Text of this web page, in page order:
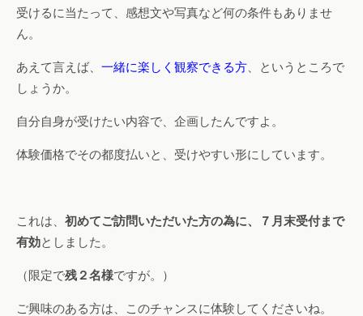
受けるに当たって、感想文や写真など何の条件もありませ
ん。
あえて言えば、 一緒に楽しく観察できる方 、というところで
しょうか。
自分自身が受けたい内容で、企画したんですよ。
体験価格でその都度払いと、受けやすい形にしています。
これは、 初めてご訪問いただいた方の為に、７月末受付まで
有効としました。
（限定で残２名様ですが。）
ご興味のある方は、このチャンスに体験してくださいね。